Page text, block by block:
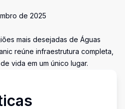
de 2025
mais desejadas de Águas
reúne infraestrutura completa,
vida em um único lugar.